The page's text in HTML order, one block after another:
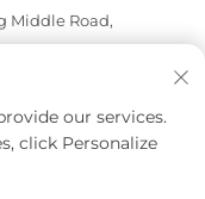
Middle Road,
our services.
click Personalize